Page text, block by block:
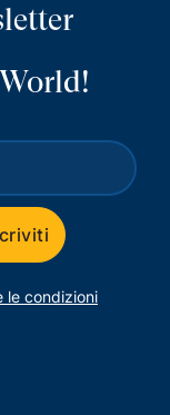
le condizioni